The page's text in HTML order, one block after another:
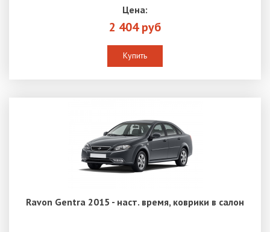
Цена:
2 404 руб
Купить
Ravon Gentra 2015 - наст. время, коврики в салон